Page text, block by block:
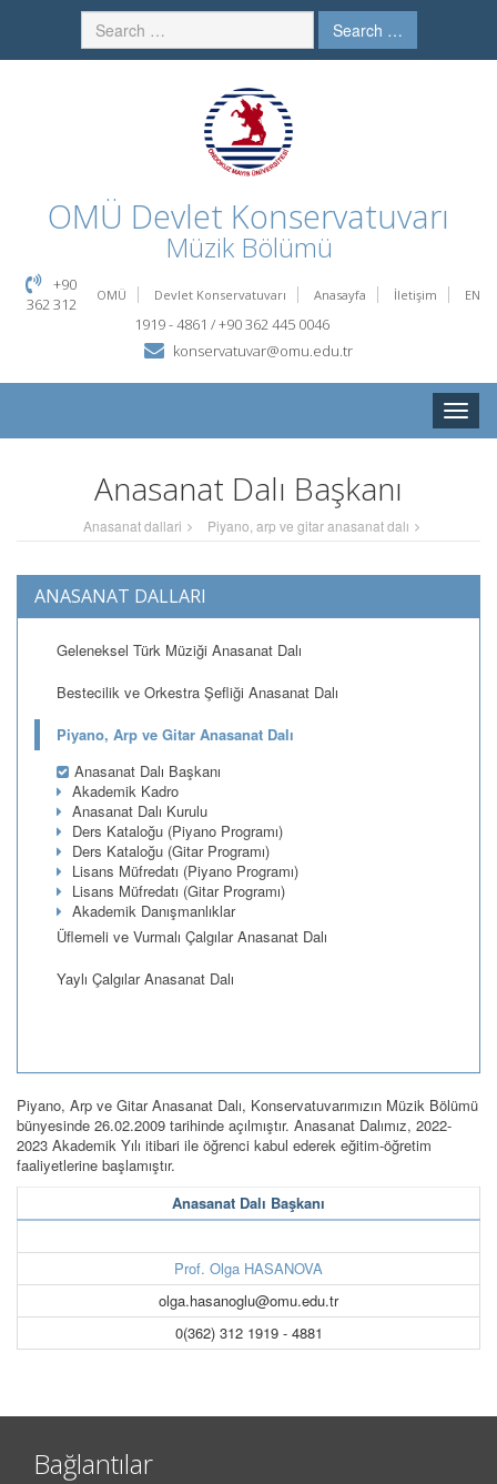
Search …
OMÜ Devlet Konservatuvarı
Müzik Bölümü
OMÜ Devlet Konservatuvarı Anasayfa İletişim EN
+90
362 312
1919 - 4861 / +90 362 445 0046
konservatuvar@omu.edu.tr
Toggle
Anasanat Dalı Başkanı
Anasanat dallari Piyano, arp ve gitar anasanat dalı
ANASANAT DALLARI
Geleneksel Türk Müziği Anasanat Dalı
Bestecilik ve Orkestra Şefliği Anasanat Dalı
Piyano, Arp ve Gitar Anasanat Dalı
Anasanat Dalı Başkanı
Akademik Kadro
Anasanat Dalı Kurulu
Ders Kataloğu (Piyano Programı)
Ders Kataloğu (Gitar Programı)
Lisans Müfredatı (Piyano Programı)
Lisans Müfredatı (Gitar Programı)
Akademik Danışmanlıklar
Üflemeli ve Vurmalı Çalgılar Anasanat Dalı
Yaylı Çalgılar Anasanat Dalı
Piyano, Arp ve Gitar Anasanat Dalı, Konservatuvarımızın Müzik Bölümü
bünyesinde 26.02.2009 tarihinde açılmıştır. Anasanat Dalımız, 2022-
2023 Akademik Yılı itibari ile öğrenci kabul ederek eğitim-öğretim
faaliyetlerine başlamıştır.
Anasanat Dalı Başkanı
Prof. Olga HASANOVA
olga.hasanoglu@omu.edu.tr
0(362) 312 1919 - 4881
Bağlantılar